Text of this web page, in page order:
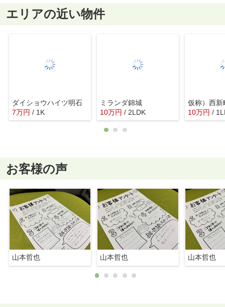
エリアの近い物件
ダイショウハイツ明石
7万円 / 1K
ミランダ錦城
10万円 / 2LDK
仮称）西新
10万円 /
お客様の声
山本哲也 山本哲也 山本哲也